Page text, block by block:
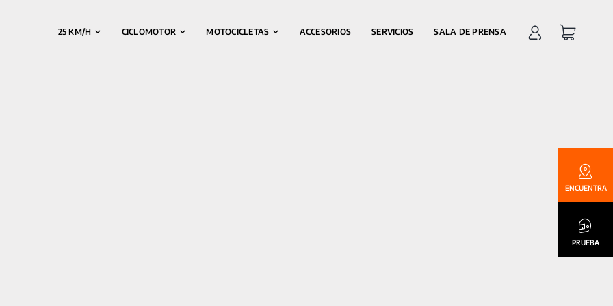
25 KM/H CICLOMOTOR MOTOCICLETAS ACCESORIOS SERVICIOS SALA DE PRENSA
ENCUENTRA
PRUEBA